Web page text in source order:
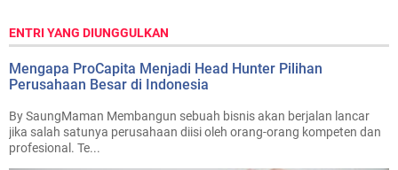
ENTRI YANG DIUNGGULKAN
Mengapa ProCapita Menjadi Head Hunter Pilihan
Perusahaan Besar di Indonesia
By SaungMaman Membangun sebuah bisnis akan berjalan lancar
jika salah satunya perusahaan diisi oleh orang-orang kompeten dan
profesional. Te...